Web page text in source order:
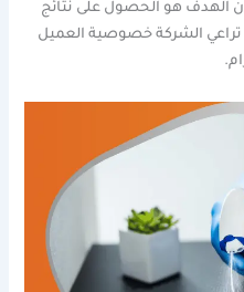
هو الحصول على نتائج
تراعي الشركة خصوصية العميل